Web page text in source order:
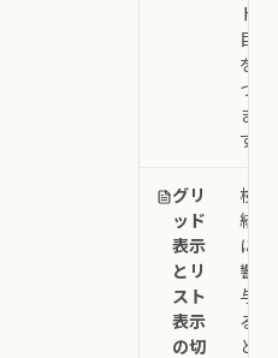
ト、
目標
を見
つけ
ま
す。
グリ
ッド
表示
とリ
スト
表示
の切
検索
結果
に影
響を
与え
るこ
とな